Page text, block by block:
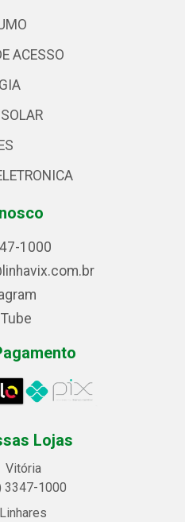
ACESSO
1000
Lojas
Vitória
3347-1000
Linhares